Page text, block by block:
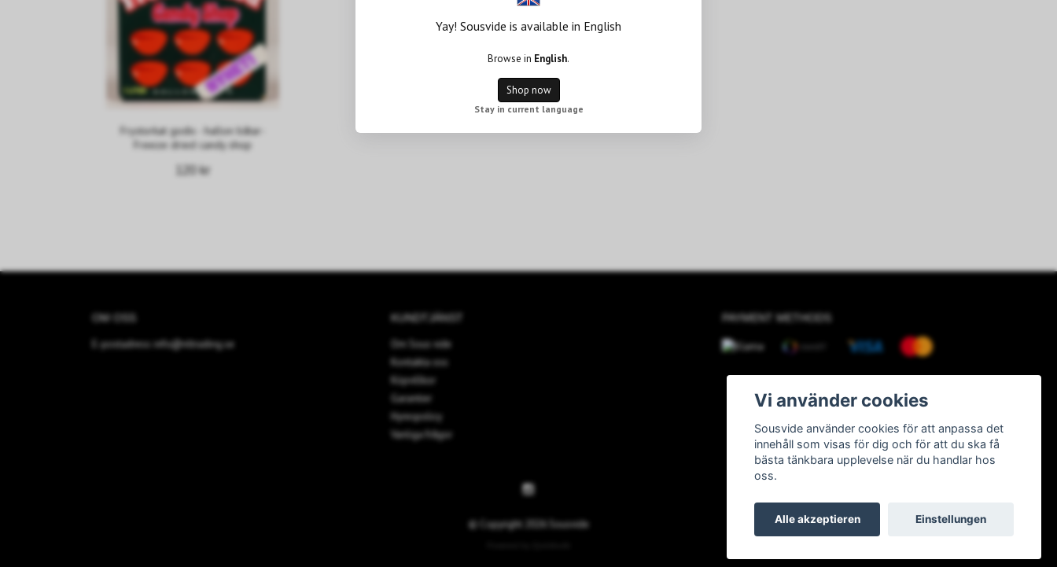
Frystorkat godis - hallon båtar-
Freeze dried candy shop
120 kr
OM OSS
E-postadress: info@nltrading.se
KUNDTJÄNST
Om Sous vide
Kontakta oss
Köpvillkor
Garantier
Hyrespolicy
Vanliga frågor
PAYMENT METHODS
© Copyright 2026 Sousvide
Yay! Sousvide is available in English
Browse in English.
Shop now
Stay in current language
Vi använder cookies
Sousvide använder cookies för att anpassa det
innehåll som visas för dig och för att du ska få
bästa tänkbara upplevelse när du handlar hos
oss.
Alle akzeptieren Einstellungen